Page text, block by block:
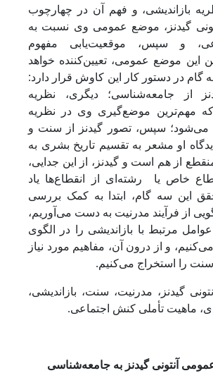
بازاندیشی، و فهم آن در چهارچوب
گیدنز، موضع عمومی وی نسبت به
و سپس، موقعیت‌یابی مفهوم
این موضع عمومی، تعیین‌کننده خواهد
گام در دستور کار این کاوش قرار دارد:
از جامعه‌شناسی؛ دیگری، نظریه
که مهم‌ترین موضع‌گیری وی در نظریه
می‌شود؛ سپس، تصور گیدنز از سنت و
او مشعر به تقسیم تاریخ بشری به
از هم است و گیدنز، از این جدایی،
خاص یا رشته‌ای از انقطاع‌ها یاد
این سه گام، ابتدا به کمک بررسی
از فرآیند مدرنیت به دست می‌آوریم،
مرتبط با بازاندیشی را در الگوی
و از درون آن، مفاهیم مورد نیاز
را استخراج می‌کنیم.
گیدنز، مدرنیت، سنت، بازاندیشی،
ماهیت تأملی کنش اجتماعی.
آنتونی گیدنز به جامعه‌شناسی